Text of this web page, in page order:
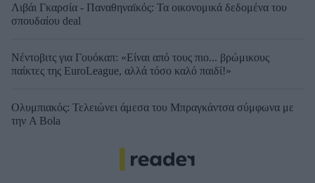
Λιβάι Γκαρσία - Παναθηναϊκός: Τα οικονομικά δεδομένα του
σπουδαίου deal
Νέντοβιτς για Γουόκαπ: «Είναι από τους πιο... βρώμικους
παίκτες της EuroLeague, αλλά τόσο καλό παιδί!»
Ολυμπιακός: Τελειώνει άμεσα του Μπραγκάντσα σύμφωνα με
την A Bola